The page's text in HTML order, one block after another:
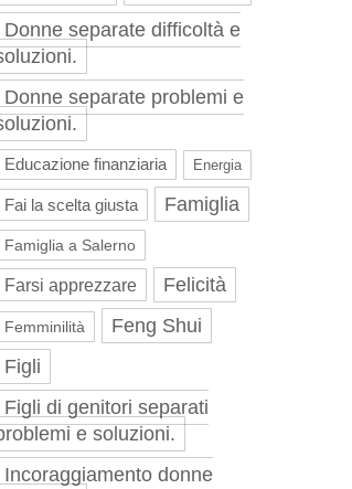
Donne separate difficoltà e
Donne separate problemi e
Educazione finanziaria Energia
Fai la scelta giusta Famiglia
Famiglia a Salerno
Farsi apprezzare Felicità
Femminilità
Feng Shui
Figli
Figli di genitori separati
e soluzioni.
Incoraggiamento donne